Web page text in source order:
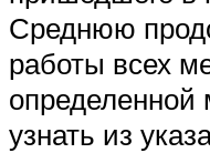
Среднюю
работы всех
узнать из